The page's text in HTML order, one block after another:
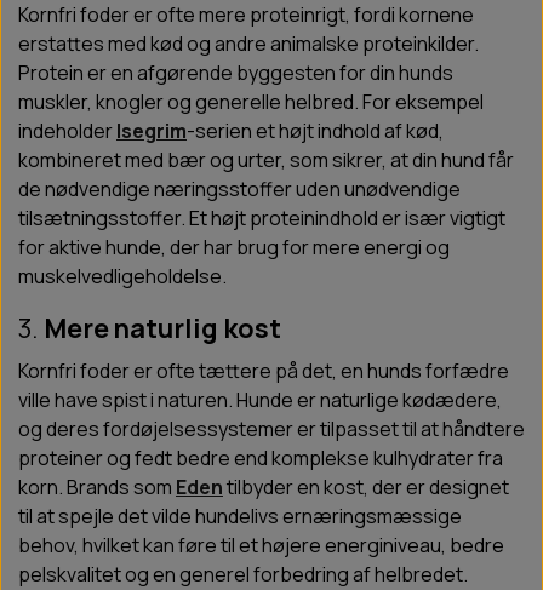
Kornfri foder er ofte mere proteinrigt, fordi kornene
erstattes med kød og andre animalske proteinkilder.
Protein er en afgørende byggesten for din hunds
muskler, knogler og generelle helbred. For eksempel
indeholderIsegrim-serien et højt indhold af kød,
kombineret med bær og urter, som sikrer, at din hund får
de nødvendige næringsstoffer uden unødvendige
tilsætningsstoffer. Et højt proteinindhold er især vigtigt
for aktive hunde, der har brug for mere energi og
muskelvedligeholdelse.
3. Mere naturlig kost
Kornfri foder er ofte tættere på det, en hunds forfædre
ville have spist i naturen. Hunde er naturlige kødædere,
og deres fordøjelsessystemer er tilpasset til at håndtere
proteiner og fedt bedre end komplekse kulhydrater fra
korn. Brands som Edentilbyder en kost, der er designet
til at spejle det vilde hundelivs ernæringsmæssige
behov, hvilket kan føre til et højere energiniveau, bedre
pelskvalitet og en generel forbedring af helbredet.